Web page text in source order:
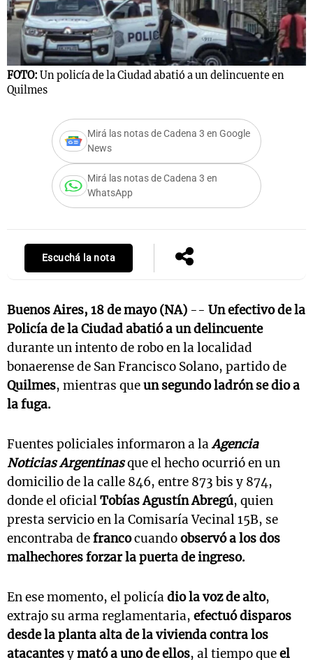
FOTO: Un policía de la Ciudad abatió a un delincuente en
Quilmes
Mirá las notas de Cadena 3 en Google
News
Mirá las notas de Cadena 3 en
WhatsApp
Escuchá la nota
Buenos Aires, 18 de mayo (NA) -- Un efectivo de la
Policía de la Ciudad abatió a un delincuente
durante un intento de robo en la localidad
bonaerense de San Francisco Solano, partido de
Quilmes, mientras queun segundo ladrón se dio a
la fuga.
Fuentes policiales informaron a laAgencia
Noticias Argentinasque el hecho ocurrió en un
domicilio de la calle 846, entre 873 bis y 874,
donde el oficialTobías Agustín Abregú, quien
presta servicio en la Comisaría Vecinal 15B, se
encontraba defrancocuandoobservó a los dos
malhechores forzar la puerta de ingreso.
En ese momento, el policíadio la voz de alto,
extrajo su arma reglamentaria, efectuó disparos
desde la planta alta de la vivienda contra los
atacantesymató a uno de ellos, al tiempo queel